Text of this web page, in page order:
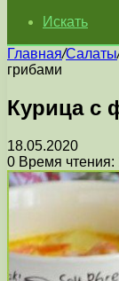
Искать
Главная/Салаты
грибами
Курица с
18.05.2020
0 Время чтения: